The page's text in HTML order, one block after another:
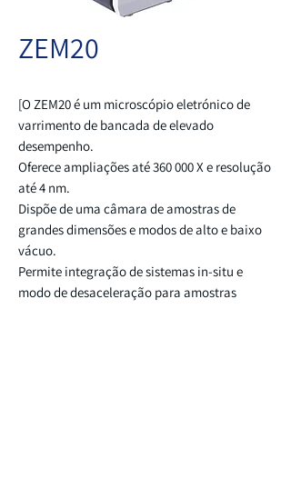
ZEM20
[O ZEM20 é um microscópio eletrónico de
varrimento de bancada de elevado
desempenho.
Oferece ampliações até 360 000 X e resolução
até 4 nm.
Dispõe de uma câmara de amostras de
grandes dimensões e modos de alto e baixo
vácuo.
Permite integração de sistemas in-situ e
modo de desaceleração para amostras